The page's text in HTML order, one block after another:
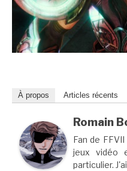
À propos Articles récents
Romain
Fan de
jeux vidéo
particulier.